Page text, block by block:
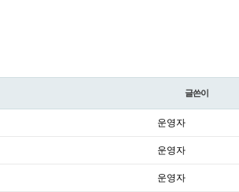
글쓴이
운영자
운영자
운영자